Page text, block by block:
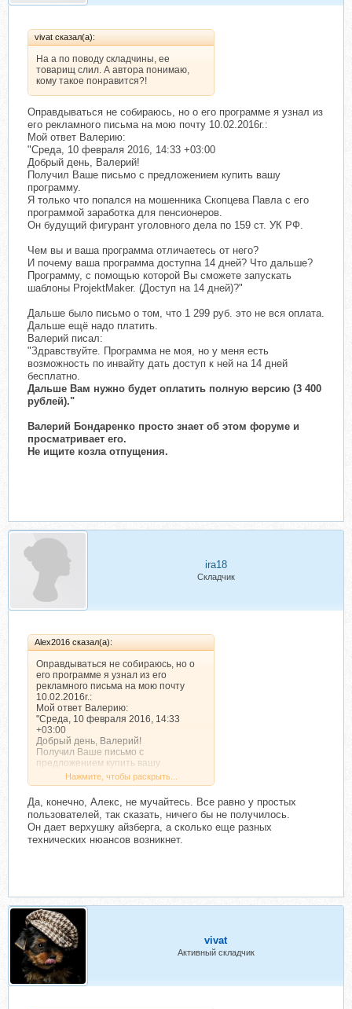
vivat сказал(а):
На а по поводу складчины, ее
товарищ слил. А автора понимаю,
кому такое понравится?!
Оправдываться не собираюсь, но о его программе я узнал из
его рекламного письма на мою почту 10.02.2016г.:
Мой ответ Валерию:
"Среда, 10 февраля 2016, 14:33 +03:00
Добрый день, Валерий!
Получил Ваше письмо с предложением купить вашу
программу.
Я только что попался на мошенника Скопцева Павла с его
программой заработка для пенсионеров.
Он будущий фигурант уголовного дела по 159 ст. УК РФ.
Чем вы и ваша программа отличаетесь от него?
И почему ваша программа доступна 14 дней? Что дальше?
Программу, с помощью которой Вы сможете запускать
шаблоны ProjektMaker. (Доступ на 14 дней)?"
Дальше было письмо о том, что 1 299 руб. это не вся оплата.
Дальше ещё надо платить.
Валерий писал:
"Здравствуйте. Программа не моя, но у меня есть
возможность по инвайту дать доступ к ней на 14 дней
бесплатно.
Дальше Вам нужно будет оплатить полную версию (3 400
рублей)."
Валерий Бондаренко просто знает об этом форуме и
просматривает его.
Не ищите козла отпущения.
ira18
Складчик
Alex2016 сказал(а):
Оправдываться не собираюсь, но о
его программе я узнал из его
рекламного письма на мою почту
10.02.2016г.:
Мой ответ Валерию:
"Среда, 10 февраля 2016, 14:33
+03:00
Добрый день, Валерий!
Получил Ваше письмо с
предложением купить вашу
программу.
Я только что попался на мошенника
Скопцева Павла с его программой
заработка для пенсионеров.
Он будущий фигурант уголовного
дела по 159 ст. УК РФ.
Программу, с помощью которой Вы
сможете запускать шаблоны
ProjektMaker. (Доступ на 14 дней)?"
Дальше было письмо о том, что 1 299
руб. это не вся оплата. Дальше ещё
надо платить.
Валерий писал:
"Здравствуйте. Программа не моя, но
Нажмите, чтобы раскрыть...
Да, конечно, Алекс, не мучайтесь. Все равно у простых
пользователей, так сказать, ничего бы не получилось.
Он дает верхушку айзберга, а сколько еще разных
технических нюансов возникнет.
vivat
Активный складчик